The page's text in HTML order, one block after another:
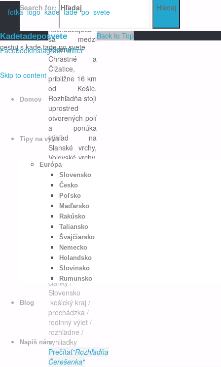
Search for: Hľadaj
Kadetadeposvete
cestuj s kade tade po svete
FacebookInstagramTwitter
Skip to content
Domov
Tipy na výlet
Európa
Slovensko
Česko
Poľsko
Maďarsko
Rakúsko
Taliansko
Švajčiarsko
Nemecko
Holandsko
Slovinsko
Rumunsko
Blog
Napíš nám
okrese Košice-
okolie,
nachádzajúca
sa medzi
obcami
Chrastné a
Čižatice,
približne 16 km
od Košíc.
Rozhľadňa stojí
uprostred
otvorených polí
a ponúka
výhľad na
Slanské vrchy,
Volovské vrchy,
Kojšovskú hoľu
a údolie rieky
Torysy. Vďaka
svojej polohe je
viditeľná už …
Denis Drdaj 28.
januára 2026
5. februára
2026 Európa
Kadetadeposvete
Najčítanejšie
články/
Slovensko
košický kraj /
prechádzka /
rodinný výlet /
rozhľadne /
vyhliadky
Prečítať"Rozhľadňa
Čerešenka"
Copyright © 2020 Kadetadeposvete. All
Rights Reserved. Website created by:
kadetadeposvete.sk
Back to Top